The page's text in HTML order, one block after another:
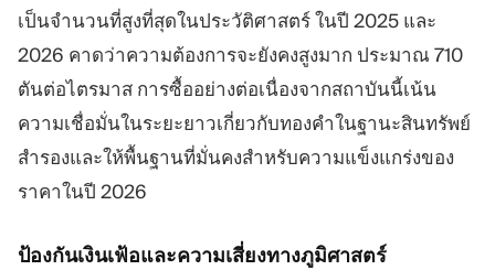
เป็นจำนวนที่สูงที่สุดในประวัติศาสตร์ ในปี 2025 และ
2026 คาดว่าความต้องการจะยังคงสูงมาก ประมาณ 710
ตันต่อไตรมาส การซื้ออย่างต่อเนื่องจากสถาบันนี้เน้น
ความเชื่อมั่นในระยะยาวเกี่ยวกับทองคำในฐานะสินทรัพย์
สำรองและให้พื้นฐานที่มั่นคงสำหรับความแข็งแกร่งของ
ราคาในปี 2026
ป้องกันเงินเฟ้อและความเสี่ยงทางภูมิศาสตร์